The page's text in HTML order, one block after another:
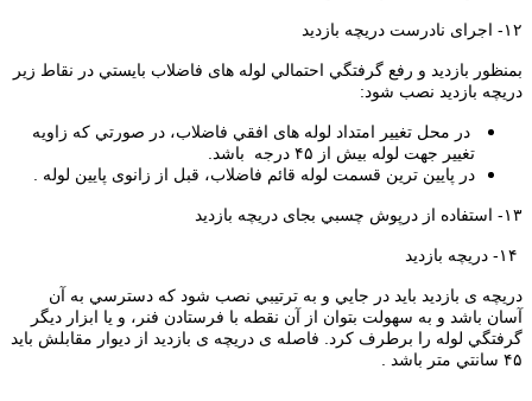
۱۲- اﺟﺮای ﻧﺎدرﺳﺖ درﻳﭽﻪ ﺑﺎزدﻳﺪ
ﺑﻤﻨﻈﻮر ﺑﺎزدﻳﺪ و رﻓﻊ ﮔﺮﻓﺘﮕﻲ اﺣﺘﻤﺎﻟﻲ ﻟﻮﻟﻪ ﻫﺎی ﻓﺎﺿﻼب ﺑﺎﻳﺴﺘﻲ در ﻧﻘﺎط زﻳﺮ
درﻳﭽﻪ ﺑﺎزدﻳﺪ ﻧﺼﺐ ﺷﻮد:
در ﻣﺤﻞ ﺗﻐﻴﻴﺮ اﻣﺘﺪاد ﻟﻮﻟﻪ ﻫﺎی اﻓﻘﻲ ﻓﺎﺿﻼب، در ﺻﻮرﺗﻲ ﻛﻪ زاوﻳﻪ
ﺗﻐﻴﻴﺮ ﺟﻬﺖ ﻟﻮﻟﻪ ﺑﻴﺶ از ۴۵ درجه ﺑﺎﺷﺪ.
در ﭘﺎﻳﻴﻦ ﺗﺮﻳﻦ ﻗﺴﻤﺖ ﻟﻮﻟﻪ ﻗﺎﺋﻢ ﻓﺎﺿﻼب، ﻗﺒﻞ از زاﻧﻮی ﭘﺎﻳﻴﻦ ﻟﻮﻟﻪ .
۱۳- اﺳﺘﻔﺎده از درﭘﻮش ﭼﺴﺒﻲ ﺑﺠﺎی درﻳﭽﻪ ﺑﺎزدﻳﺪ
درﻳﭽﻪ ی ﺑﺎزدﻳﺪ ﺑﺎﻳﺪ در ﺟﺎﻳﻲ و ﺑﻪ ﺗﺮﺗﻴﺒﻲ ﻧﺼﺐ ﺷﻮد ﻛﻪ دﺳﺘﺮﺳﻲ ﺑﻪ آن
آﺳﺎن ﺑﺎﺷﺪ و ﺑﻪ ﺳﻬﻮﻟﺖ ﺑﺘﻮان از آن ﻧﻘﻄﻪ ﺑﺎ ﻓﺮﺳﺘﺎدن ﻓﻨﺮ، و ﻳﺎ اﺑﺰار دﻳﮕﺮ
ﮔﺮﻓﺘﮕﻲ ﻟﻮﻟﻪ را ﺑﺮﻃﺮف ﻛﺮد. ﻓﺎﺻﻠﻪ ی درﻳﭽﻪ ی ﺑﺎزدﻳﺪ از دﻳﻮار مقابلش باید
۴۵ ﺳﺎﻧﺘﻲ ﻣﺘﺮ ﺑﺎﺷﺪ .